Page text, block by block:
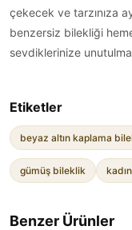
çekecek ve tarzınıza
benzersiz bilekliği
sevdiklerinize
Etiketler
beyaz altın kaplama
gümüş bileklik
Benzer Ürünler